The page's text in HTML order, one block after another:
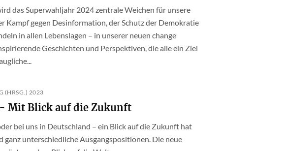
das Superwahljahr 2024 zentrale Weichen für unsere
Kampf gegen Desinformation, der Schutz der Demokratie
in allen Lebenslagen – in unserer neuen change
Geschichten und Perspektiven, die alle ein Ziel
(HRSG.) 2023
- Mit Blick auf die Zukunft
bei uns in Deutschland – ein Blick auf die Zukunft hat
ganz unterschiedliche Ausgangspositionen. Die neue